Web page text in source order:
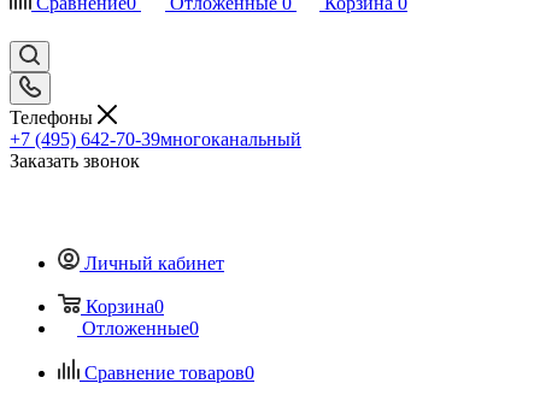
Телефоны
+7 (495) 642-70-39многоканальный
Заказать звонок
Личный кабинет
Корзина0
Отложенные0
Сравнение товаров0